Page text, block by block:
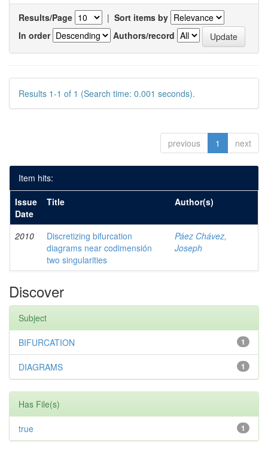
Results/Page | Sort items by
In order
Authors/record
Results 1-1 of 1 (Search time: 0.001 seconds).
previous 1 next
Item hits:
Issue
Date
Title Author(s)
2010
Discretizing bifurcation
diagrams near codimensión
two singularities
Páez Chávez,
Joseph
Discover
Subject
1
BIFURCATION
1
DIAGRAMS
Has File(s)
1
true